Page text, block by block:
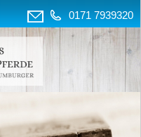
0171 7939320